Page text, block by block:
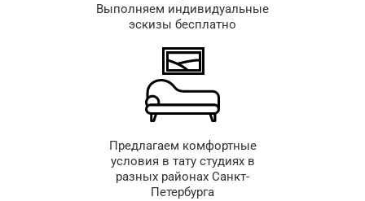
Выполняем индивидуальные
эскизы бесплатно
Предлагаем комфортные
условия в тату студиях в
разных районах Санкт-
Петербурга